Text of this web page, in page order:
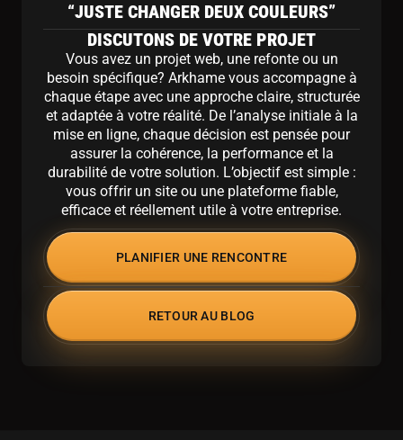
“JUSTE CHANGER DEUX COULEURS”
DISCUTONS DE VOTRE PROJET
Vous avez un projet web, une refonte ou un
besoin spécifique? Arkhame vous accompagne à
chaque étape avec une approche claire, structurée
et adaptée à votre réalité. De l’analyse initiale à la
mise en ligne, chaque décision est pensée pour
assurer la cohérence, la performance et la
durabilité de votre solution. L’objectif est simple :
vous offrir un site ou une plateforme fiable,
efficace et réellement utile à votre entreprise.
PLANIFIER UNE RENCONTRE
RETOUR AU BLOG